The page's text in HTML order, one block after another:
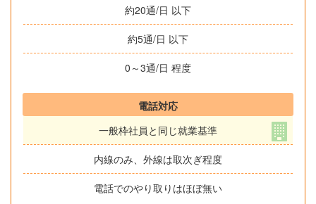
約20通/日 以下
約5通/日 以下
0～3通/日 程度
電話対応
一般枠社員と同じ就業基準
内線のみ、外線は取次ぎ程度
電話でのやり取りはほぼ無い